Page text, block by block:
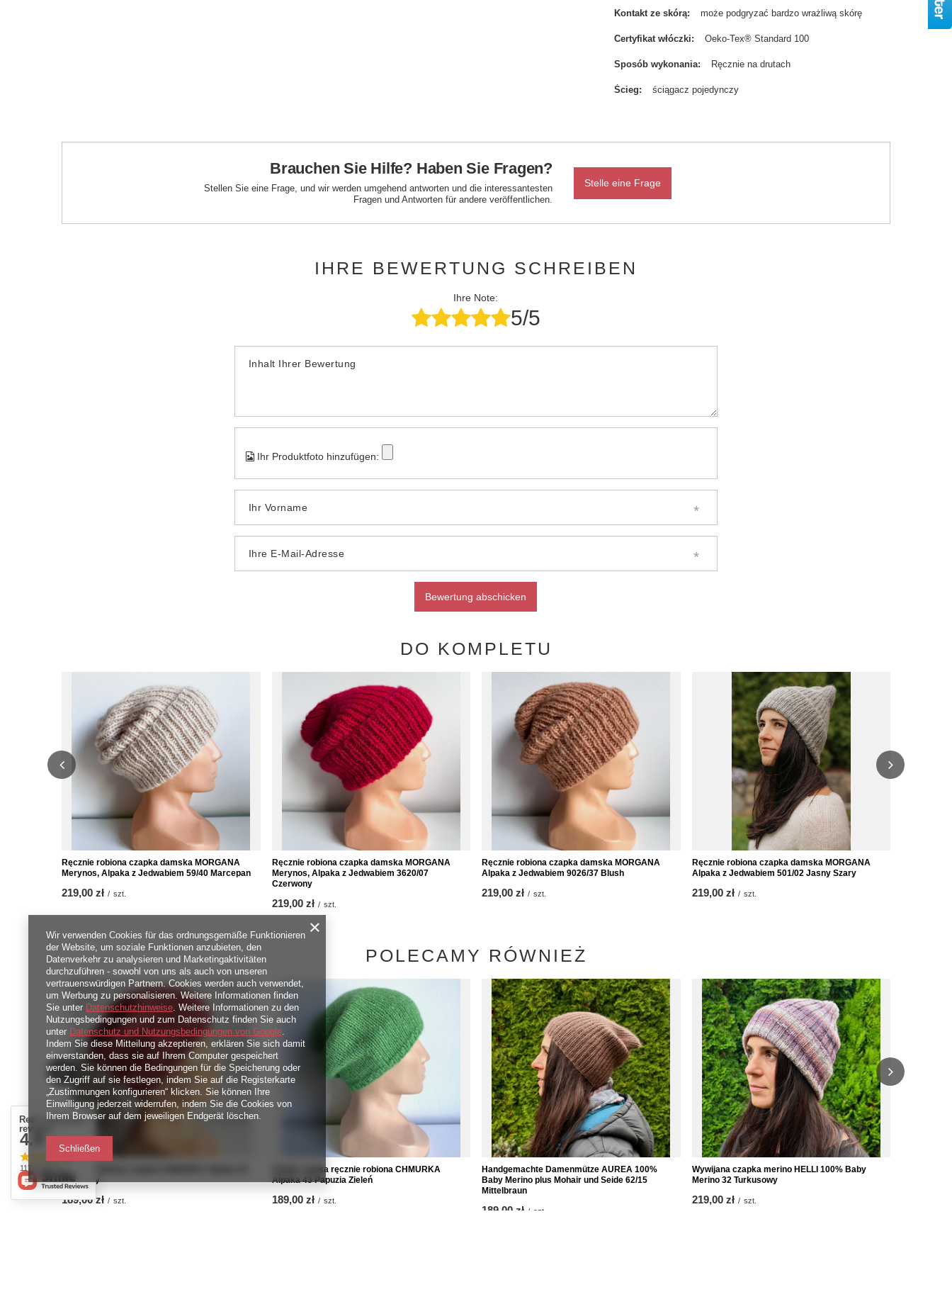
Kontakt ze skórą może podgryzać bardzo wrażliwą skórę
Certyfikat włóczki Oeko-Tex® Standard 100
Sposób wykonania Ręcznie na drutach
Ścieg ściągacz pojedynczy
Brauchen Sie Hilfe? Haben Sie Fragen?
Stellen Sie eine Frage, und wir werden umgehend antworten und die interessantesten
Fragen und Antworten für andere veröffentlichen.
Stelle eine Frage
IHRE BEWERTUNG SCHREIBEN
Ihre Note:
5/5
Inhalt Ihrer Bewertung
Ihr Produktfoto hinzufügen:
Ihr Vorname
Ihre E-Mail-Adresse
Bewertung abschicken
DO KOMPLETU
Ręcznie robiona czapka damska MORGANA
Merynos, Alpaka z Jedwabiem 59/40 Marcepan
219,00 zł / szt.
Ręcznie robiona czapka damska MORGANA
Merynos, Alpaka z Jedwabiem 3620/07
Czerwony
219,00 zł / szt.
Ręcznie robiona czapka damska MORGANA
Alpaka z Jedwabiem 9026/37 Blush
219,00 zł / szt.
Ręcznie robiona czapka damska MORGANA
Alpaka z Jedwabiem 501/02 Jasny Szary
219,00 zł / szt.
POLECAMY RÓWNIEŻ
Koralowy
189,00 zł / szt.
Ciepła czapka ręcznie robiona CHMURKA
Alpaka 43 Papuzia Zieleń
189,00 zł / szt.
Handgemachte Damenmütze AUREA 100%
Baby Merino plus Mohair und Seide 62/15
Mittelbraun
189,00 zł / szt.
Wywijana czapka merino HELLI 100% Baby
Merino 32 Turkusowy
219,00 zł / szt.
Real customers
reviews
4.9
117 reviews
Wir verwenden Cookies für das ordnungsgemäße Funktionieren
der Website, um soziale Funktionen anzubieten, den
Datenverkehr zu analysieren und Marketingaktivitäten
durchzuführen - sowohl von uns als auch von unseren
vertrauenswürdigen Partnern. Cookies werden auch verwendet,
um Werbung zu personalisieren. Weitere Informationen finden
Sie unter Datenschutzhinweise. Weitere Informationen zu den
Nutzungsbedingungen und zum Datenschutz finden Sie auch
unter Datenschutz und Nutzungsbedingungen von Google.
Indem Sie diese Mitteilung akzeptieren, erklären Sie sich damit
einverstanden, dass sie auf Ihrem Computer gespeichert
werden. Sie können die Bedingungen für die Speicherung oder
den Zugriff auf sie festlegen, indem Sie auf die Registerkarte
„Zustimmungen konfigurieren“ klicken. Sie können Ihre
Einwilligung jederzeit widerrufen, indem Sie die Cookies von
Ihrem Browser auf dem jeweiligen Endgerät löschen.
Schließen